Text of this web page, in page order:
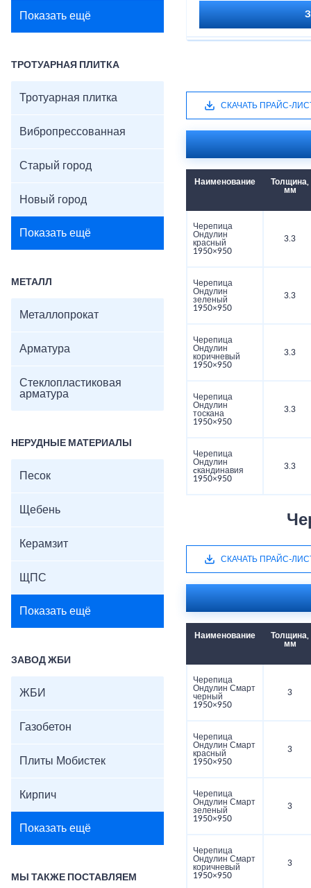
Показать ещё
ТРОТУАРНАЯ ПЛИТКА
Тротуарная плитка
Вибропрессованная
Старый город
Новый город
Показать ещё
МЕТАЛЛ
Металлопрокат
Арматура
Стеклопластиковая
арматура
НЕРУДНЫЕ МАТЕРИАЛЫ
Песок
Щебень
Керамзит
ЩПС
Показать ещё
ЗАВОД ЖБИ
ЖБИ
Газобетон
Плиты Мобистек
Кирпич
Показать ещё
МЫ ТАКЖЕ ПОСТАВЛЯЕМ
СКАЧАТЬ ПРАЙС-
Наименование
Толщина,
мм
Черепица
Ондулин
красный
1950×950
3.3
Черепица
Ондулин
зеленый
1950×950
3.3
Черепица
Ондулин
коричневый
1950×950
3.3
Черепица
Ондулин
тоскана
1950×950
3.3
Черепица
Ондулин
cкандинавия
1950×950
3.3
СКАЧАТЬ ПРАЙС-
Наименование
Толщина,
мм
Черепица
Ондулин Смарт
черный
1950×950
3
Черепица
Ондулин Смарт
красный
1950×950
3
Черепица
Ондулин Смарт
зеленый
1950×950
3
Черепица
Ондулин Смарт
коричневый
1950×950
3